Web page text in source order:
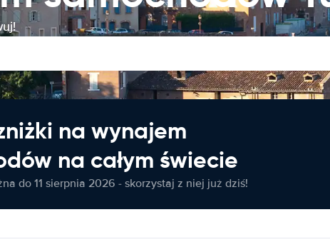
na wynajem
na całym świecie
do 11 sierpnia 2026 - skorzystaj z niej już dziś!